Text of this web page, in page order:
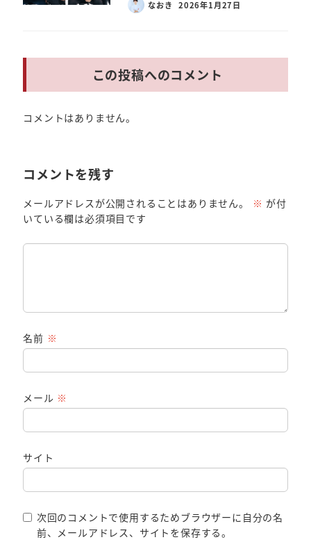
なおき 2026年1月27日
この投稿へのコメント
コメントはありません。
コメントを残す
メールアドレスが公開されることはありません。 ※ が付
いている欄は必須項目です
名前 ※
メール ※
サイト
次回のコメントで使用するためブラウザーに自分の名
前、メールアドレス、サイトを保存する。